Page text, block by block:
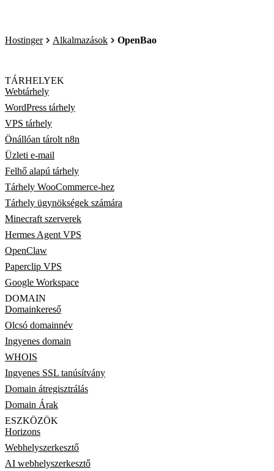
Hostinger Alkalmazások OpenBao
TÁRHELYEK
Webtárhely
WordPress tárhely
VPS tárhely
Önállóan tárolt n8n
Üzleti e-mail
Felhő alapú tárhely
Tárhely WooCommerce-hez
Tárhely ügynökségek számára
Minecraft szerverek
Hermes Agent VPS
OpenClaw
Paperclip VPS
Google Workspace
DOMAIN
Domainkereső
Olcsó domainnév
Ingyenes domain
WHOIS
Ingyenes SSL tanúsítvány
Domain átregisztrálás
Domain Árak
ESZKÖZÖK
Horizons
Webhelyszerkesztő
AI webhelyszerkesztő